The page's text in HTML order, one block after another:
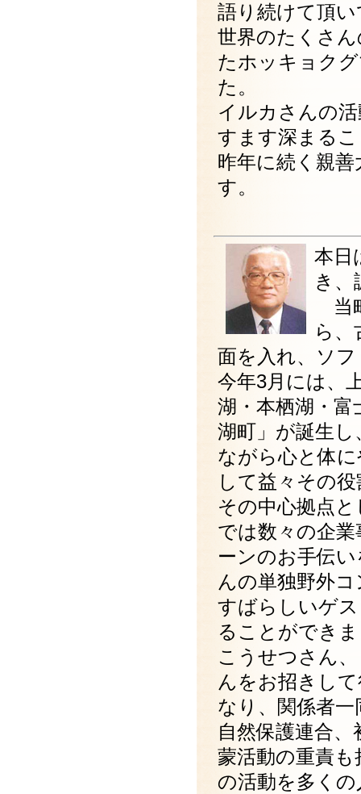
語り続けて頂
世界のたくさ
たホッキョク
た。
イルカさんの
すます深まる
昨年に続く親
す。
本日
き、
当
ら、
面を入れ、ソ
今年3月には、
湖・本栖湖・
湖町」が誕生
ながら心と体
して益々その
その中心拠点
では数々の企
ーンのお手伝
んの単独野外
すばらしいゲ
ることができ
こうせつさん
んをお招きし
なり、関係者
自然保護連合
蒙活動の重責
の活動を多く